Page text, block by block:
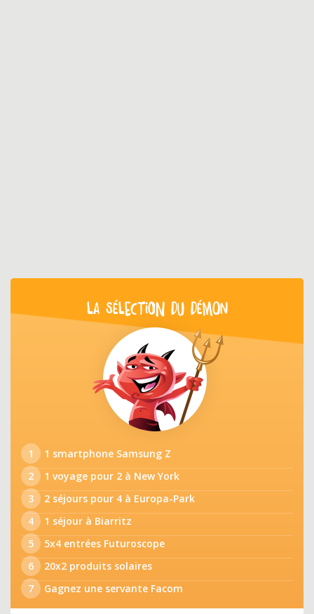
LA SÉLECTION DU DÉMON
1
1 smartphone Samsung Z
2
1 voyage pour 2 à New York
3
2 séjours pour 4 à Europa-Park
4
1 séjour à Biarritz
5
5x4 entrées Futuroscope
6
20x2 produits solaires
7
Gagnez une servante Facom